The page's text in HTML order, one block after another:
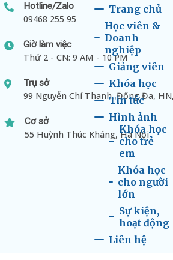
Hotline/Zalo
09468 255 95
Giờ làm việc
Thứ 2 - CN: 9 AM - 10 PM
Trụ sở
99 Nguyễn Chí Thanh, Đống Đa,
Cơ sở
55 Huỳnh Thúc Kháng, Hà Nội
Trang chủ
Học viên &
Doanh
nghiệp
Giảng viên
Khóa học
Tin tức
Hình ảnh
Khóa học
cho trẻ
em
Khóa học
cho người
lớn
Sự kiện,
hoạt động
Liên hệ